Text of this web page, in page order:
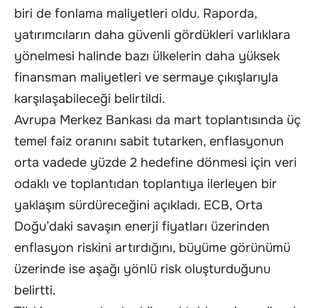
biri de fonlama maliyetleri oldu. Raporda,
yatırımcıların daha güvenli gördükleri varlıklara
yönelmesi halinde bazı ülkelerin daha yüksek
finansman maliyetleri ve sermaye çıkışlarıyla
karşılaşabileceği belirtildi.
Avrupa Merkez Bankası da mart toplantısında üç
temel faiz oranını sabit tutarken, enflasyonun
orta vadede yüzde 2 hedefine dönmesi için veri
odaklı ve toplantıdan toplantıya ilerleyen bir
yaklaşım sürdüreceğini açıkladı. ECB, Orta
Doğu’daki savaşın enerji fiyatları üzerinden
enflasyon riskini artırdığını, büyüme görünümü
üzerinde ise aşağı yönlü risk oluşturduğunu
belirtti.